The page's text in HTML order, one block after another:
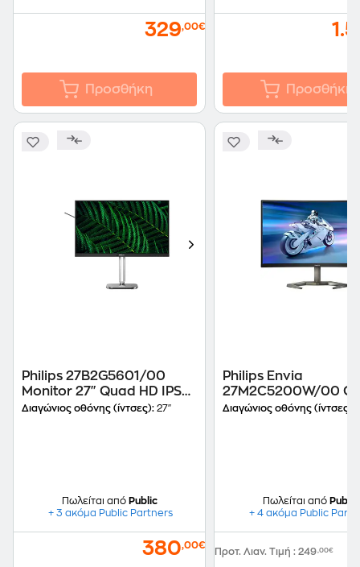
329,00€
Προσθήκη Προσθήκη
Philips 27B2G5601/00
Monitor 27" Quad HD IPS
Flat 100Hz 4ms
Διαγώνιος οθόνης (ίντσες): 27"
Πωλείται από Public
+ 3 ακόμα Public Partners
380,00€
Philips Envia
27M2C5200W/00
Monitor 27'' FHD VA
Διαγώνιος οθόνης (ίντσες):
Πωλείται από Public
+ 4 ακόμα Public
Προτ. Λιαν. Τιμή : 249,00€